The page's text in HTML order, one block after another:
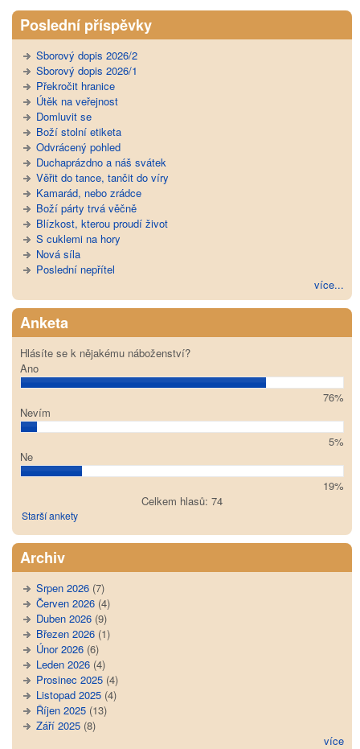
Poslední příspěvky
Sborový dopis 2026/2
Sborový dopis 2026/1
Překročit hranice
Útěk na veřejnost
Domluvit se
Boží stolní etiketa
Odvrácený pohled
Duchaprázdno a náš svátek
Věřit do tance, tančit do víry
Kamarád, nebo zrádce
Boží párty trvá věčně
Blízkost, kterou proudí život
S cuklemi na hory
Nová síla
Poslední nepřítel
více...
Anketa
Hlásíte se k nějakému náboženství?
Ano
76%
Nevím
5%
Ne
19%
Celkem hlasů: 74
Starší ankety
Archiv
Srpen 2026 (7)
Červen 2026 (4)
Duben 2026 (9)
Březen 2026 (1)
Únor 2026 (6)
Leden 2026 (4)
Prosinec 2025 (4)
Listopad 2025 (4)
Říjen 2025 (13)
Září 2025 (8)
více